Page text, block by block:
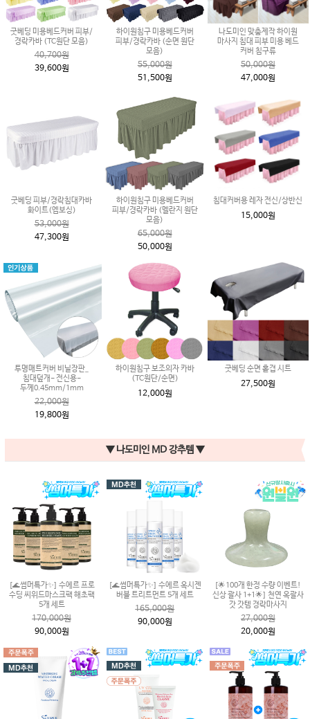
굿베딩 미용베드커버 피부/
경락카바 (TC원단 모음)
40,700원
39,600원
하이원침구 미용베드커버
피부/경락카바 (순면 원단
모음)
55,000원
51,500원
나도미인 맞춤제작 하이원
마사지 침대 피부 미용 베드
커버 침구류
50,000원
47,000원
굿베딩 피부/경락침대카바
화이트(엠보싱)
53,000원
47,300원
하이원침구 미용베드커버
피부/경락카바 (멜란지 원단
모음)
65,000원
50,000원
침대커버용 레자 전신/상반신
15,000원
투명매트커버 비닐장판_
침대덮개- 전신용-
두께0.45mm/1mm
22,000원
19,800원
하이원침구 보조의자 카바
(TC원단/순면)
12,000원
굿베딩 순면 홑겹 시트
27,500원
▼ 나도미인 MD 강추템 ▼
[🌊썸머특가✨] 수에르 프로
수딩 씨위드마스크팩 해초팩
5개 세트
170,000원
90,000원
[🌊썸머특가✨] 수에르 옥시젠
버블 트리트먼트 5개 세트
165,000원
90,000원
[🌟100개 한정 수량 이벤트!
신상 괄사 1+1🌟] 천연 옥괄사
갓 갓템 경락마사지
27,000원
20,000원